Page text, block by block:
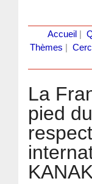
Accueil
Thèmes
La
pied